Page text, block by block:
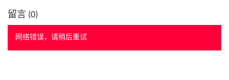
留言 (0)
网络错误，请稍后重试